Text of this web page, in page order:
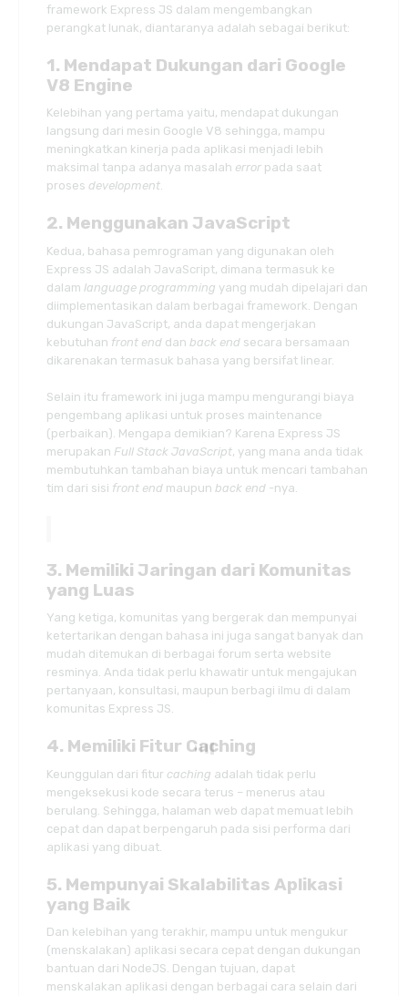
framework Express JS dalam mengembangkan
perangkat lunak, diantaranya adalah sebagai berikut:
1. Mendapat Dukungan dari Google
V8 Engine
Kelebihan yang pertama yaitu, mendapat dukungan
langsung dari mesin Google V8 sehingga, mampu
meningkatkan kinerja pada aplikasi menjadi lebih
maksimal tanpa adanya masalah error pada saat
proses development.
2. Menggunakan JavaScript
Kedua, bahasa pemrograman yang digunakan oleh
Express JS adalah JavaScript, dimana termasuk ke
dalam language programming yang mudah dipelajari dan
diimplementasikan dalam berbagai framework. Dengan
dukungan JavaScript, anda dapat mengerjakan
kebutuhan front end dan back end secara bersamaan
dikarenakan termasuk bahasa yang bersifat linear.
Selain itu framework ini juga mampu mengurangi biaya
pengembang aplikasi untuk proses maintenance
(perbaikan). Mengapa demikian? Karena Express JS
merupakan Full Stack JavaScript, yang mana anda tidak
membutuhkan tambahan biaya untuk mencari tambahan
tim dari sisi front end maupun back end -nya.
3. Memiliki Jaringan dari Komunitas
yang Luas
Yang ketiga, komunitas yang bergerak dan mempunyai
ketertarikan dengan bahasa ini juga sangat banyak dan
mudah ditemukan di berbagai forum serta website
resminya. Anda tidak perlu khawatir untuk mengajukan
pertanyaan, konsultasi, maupun berbagi ilmu di dalam
komunitas Express JS.
4. Memiliki Fitur Caching
Keunggulan dari fitur caching adalah tidak perlu
mengeksekusi kode secara terus – menerus atau
berulang. Sehingga, halaman web dapat memuat lebih
cepat dan dapat berpengaruh pada sisi performa dari
aplikasi yang dibuat.
5. Mempunyai Skalabilitas Aplikasi
yang Baik
Dan kelebihan yang terakhir, mampu untuk mengukur
(menskalakan) aplikasi secara cepat dengan dukungan
bantuan dari NodeJS. Dengan tujuan, dapat
menskalakan aplikasi dengan berbagai cara selain dari